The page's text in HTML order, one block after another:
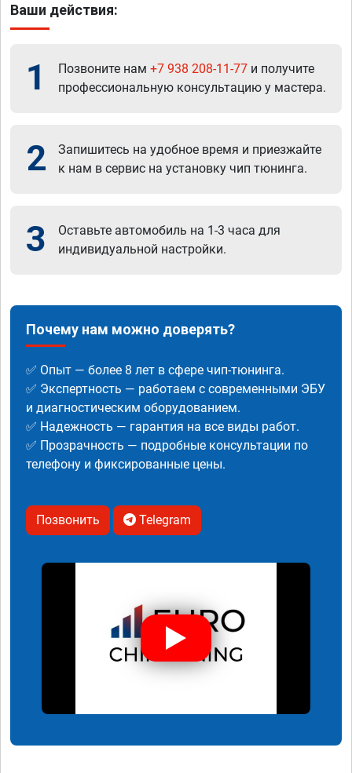
Ваши действия:
1 Позвоните нам +7 938 208-11-77 и получите
профессиональную консультацию у мастера.
2
Запишитесь на удобное время и приезжайте
к нам в сервис на установку чип тюнинга.
3
Оставьте автомобиль на 1-3 часа для
индивидуальной настройки.
Почему нам можно доверять?
✅ Опыт — более 8 лет в сфере чип-тюнинга.
✅ Экспертность — работаем с современными ЭБУ
и диагностическим оборудованием.
✅ Надежность — гарантия на все виды работ.
✅ Прозрачность — подробные консультации по
телефону и фиксированные цены.
Позвонить Telegram